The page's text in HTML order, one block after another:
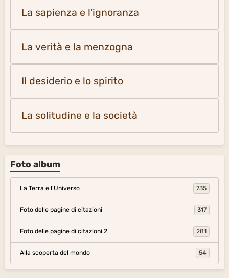
La sapienza e l'ignoranza
La verità e la menzogna
Il desiderio e lo spirito
La solitudine e la società
Foto album
La Terra e l'Universo 735
Foto delle pagine di citazioni 317
Foto delle pagine di citazioni 2 281
Alla scoperta del mondo 54